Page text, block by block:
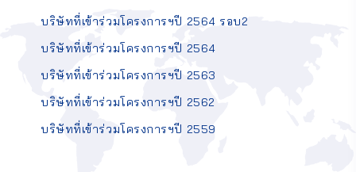
บริษัทที่เข้าร่วมโครงการฯปี 2564 รอบ2
บริษัทที่เข้าร่วมโครงการฯปี 2564
บริษัทที่เข้าร่วมโครงการฯปี 2563
บริษัทที่เข้าร่วมโครงการฯปี 2562
บริษัทที่เข้าร่วมโครงการฯปี 2559